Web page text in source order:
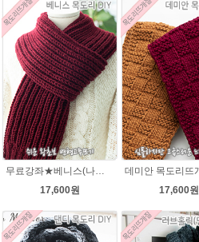
무료강좌★베니스(나코폴라) 목도리DIY패키지(줄바늘포함)
17,600원
17,600원